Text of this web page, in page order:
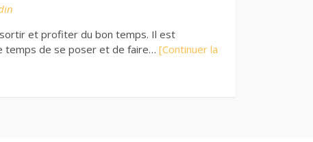
et profiter du bon temps. Il est
temps de se poser et de faire… [Continuer la